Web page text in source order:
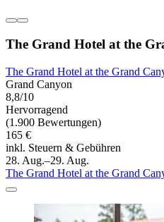
The Grand Hotel at the
The Grand Hotel at the Grand
Grand Canyon
8,8/10
Hervorragend
(1.900 Bewertungen)
165 €
inkl. Steuern & Gebühren
28. Aug.–29. Aug.
The Grand Hotel at the Grand